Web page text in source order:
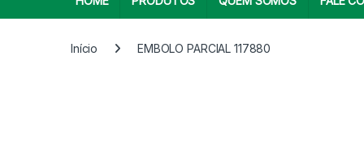
Início EMBOLO PARCIAL 117880